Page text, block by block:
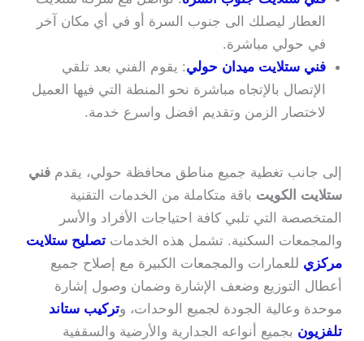
العطار ليصلك الى جنوب السرة أو في أي مكان آخر
في حولي مباشرة.
فني ستلايت ميدان حولي: يقوم الفني بعد تلقي
الإتصال بالإتجاه مباشرة نحو المنطة التي فيها العميل
لاختصار الزمن وتقديم افضل واسرع خدمة.
إلى جانب تغطية جميع مناطق محافظة حولي، يقدم فني
ستلايت الكويت باقة متكاملة من الخدمات التقنية
المتخصصة التي تلبي كافة احتياجات الأفراد والأسر
والمجمعات السكنية. تشمل هذه الخدمات تصليح ستلايت
مركزي للعمارات والمجمعات الكبيرة مع إصلاح جميع
أعطال التوزيع وضعف الإشارة وضمان وصول إشارة
موحدة وعالية الجودة لجميع الوحدات، وتركيب ستاند
تلفزيون بجميع أنواعه الجدارية والأرضية والسقفية